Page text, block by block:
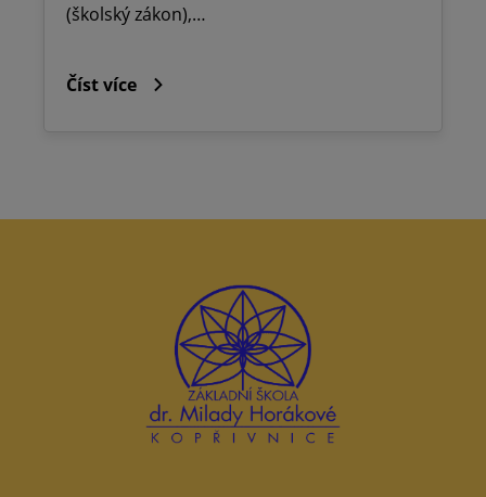
(školský zákon),…
Číst více